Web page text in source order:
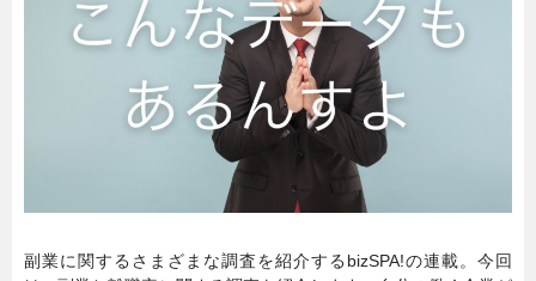
グルメ スキル
暮らし エンタメ
副業に関するさまざまな調査を紹介するbizSPA!の連載。今回